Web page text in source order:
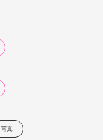
写真